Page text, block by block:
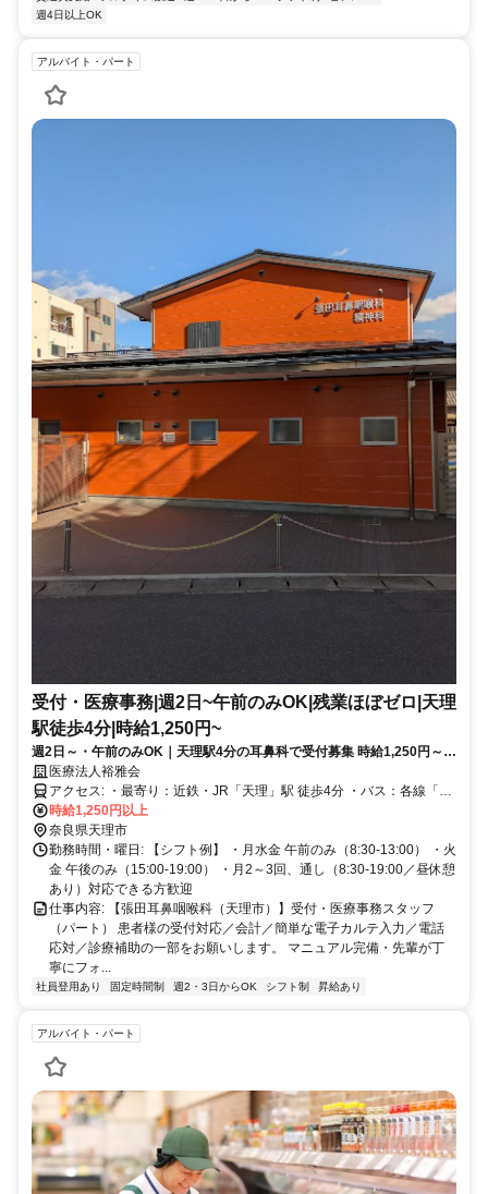
週4日以上OK
アルバイト・パート
受付・医療事務|週2日~午前のみOK|残業ほぼゼロ|天理
駅徒歩4分|時給1,250円~
週2日～・午前のみOK｜天理駅4分の耳鼻科で受付募集 時給1,250円～／
残業ほぼゼロ／受付・医療事務パート 扶養内歓迎｜先輩が丁寧にサポー
トする受付・医療事務 天理駅徒歩4分
医療法人裕雅会
アクセス: ・最寄り：近鉄・JR「天理」駅 徒歩4分 ・バス：各線「天
時給1,250円以上
奈良県天理市
勤務時間・曜日: 【シフト例】 ・月水金 午前のみ（8:30-13:00） ・火
金 午後のみ（15:00-19:00） ・月2～3回、通し（8:30-19:00／昼休憩
あり）対応できる方歓迎
仕事内容: 【張田耳鼻咽喉科（天理市）】受付・医療事務スタッフ
（パート） 患者様の受付対応／会計／簡単な電子カルテ入力／電話
応対／診療補助の一部をお願いします。 マニュアル完備・先輩が丁
寧にフォ...
社員登用あり 固定時間制 週2・3日からOK シフト制 昇給あり
アルバイト・パート